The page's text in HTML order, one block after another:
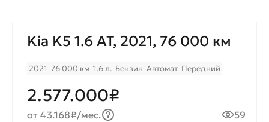
Kia K5 1.6 AT, 2021, 76 000 км
2021 76 000 км 1.6 л. Бензин Автомат Передний
2.577.000₽
от 43.168₽/мес. 59